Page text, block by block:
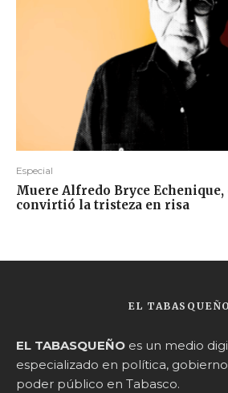
Especial
Muere Alfredo Bryce
convirtió la tristeza en risa
EL TABASQUEÑO
EL TABASQUEÑO es un medio
especializado en política,
poder público en Tabasco.